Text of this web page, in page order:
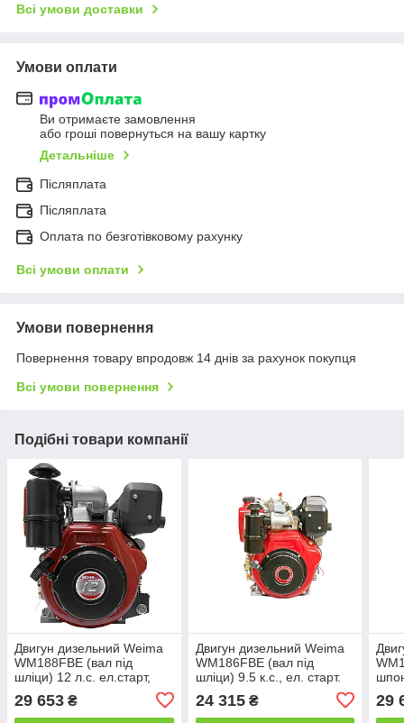
Всі умови доставки
Умови оплати
Ви отримаєте замовлення
або гроші повернуться на вашу картку
Детальніше
Післяплата
Післяплата
Оплата по безготівковому рахунку
Всі умови оплати
Умови повернення
Повернення товару впродовж 14 днів за рахунок покупця
Всі умови повернення
Подібні товари компанії
Двигун дизельний Weima
WM188FBE (вал під
шліци) 12 л.с. ел.старт,
29 653 ₴
Двигун дизельний Weima
WM186FBE (вал під
шліци) 9.5 к.с., ел. старт.
WM1100ВЕ)
24 315₴ 29